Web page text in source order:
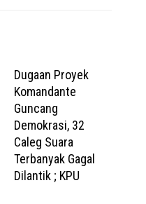
Dugaan Proyek
Komandante
Guncang
Demokrasi, 32
Caleg Suara
Terbanyak Gagal
Dilantik ; KPU